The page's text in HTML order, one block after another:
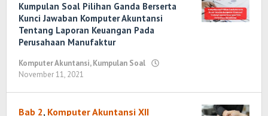
Kumpulan Soal Pilihan Ganda Berserta
Kunci Jawaban Komputer Akuntansi
Tentang Laporan Keuangan Pada
Perusahaan Manufaktur
Komputer Akuntansi,Kumpulan Soal
November 11, 2021
Bab 2, Komputer Akuntansi XII